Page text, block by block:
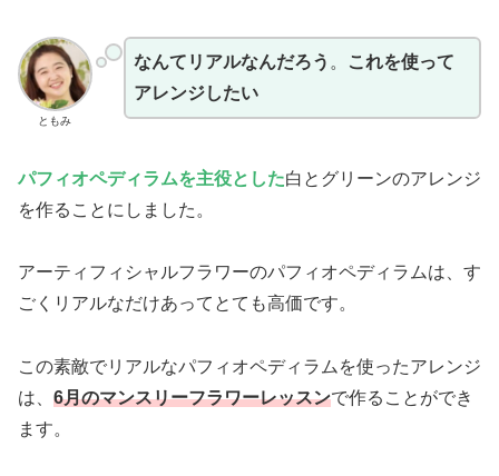
ともみ
なんてリアルなんだろう 。
これを使って
アレンジしたい
パフィオペディラムを主役とした白とグリーンのアレンジ
を作ることにしました。
アーティフィシャルフラワーのパフィオペディラムは、す
ごくリアルなだけあってとても高価です。
この素敵でリアルなパフィオペディラムを使ったアレンジ
は、 6月のマンスリーフラワーレッスンで作ることができ
ます。